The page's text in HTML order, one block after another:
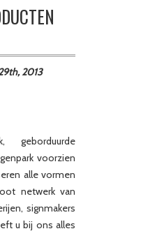
2013
geborduurde
voorzien
alle vormen
netwerk van
signmakers
u bij ons alles